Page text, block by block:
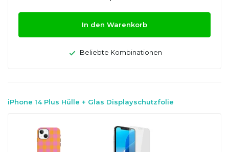
In den Warenkorb
Beliebte Kombinationen
iPhone 14 Plus Hülle + Glas Displayschutzfolie